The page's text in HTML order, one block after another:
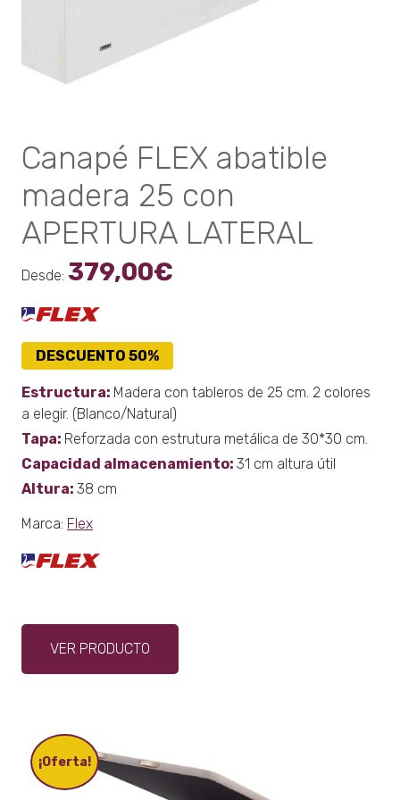
Canapé FLEX abatible
madera 25 con
APERTURA LATERAL
Desde: 379,00€
DESCUENTO 50%
Estructura: Madera con tableros de 25 cm. 2 colores
a elegir. (Blanco/Natural)
Tapa: Reforzada con estrutura metálica de 30*30 cm.
Capacidad almacenamiento: 31 cm altura útil
Altura: 38 cm
Marca: Flex
VER PRODUCTO
tiene
opciones
¡Oferta!